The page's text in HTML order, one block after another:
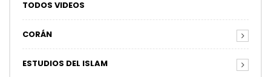
TODOS VIDEOS
CORÁN
ESTUDIOS DEL ISLAM